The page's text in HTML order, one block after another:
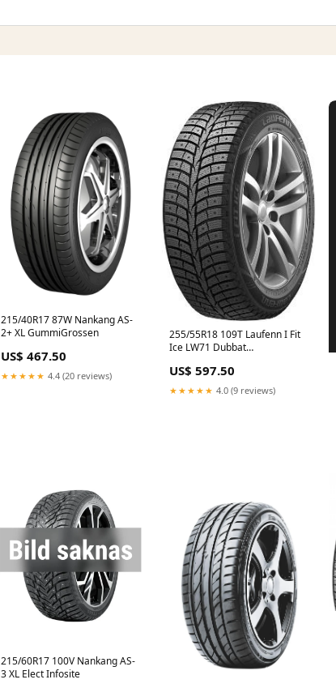
215/40R17 87W Nankang AS-
2+ XL GummiGrossen
US$ 467.50
★★★★★ 4.4 (20 reviews)
255/55R18 109T Laufenn I Fit
Ice LW71 Dubbat
US$ 597.50
★★★★★ 4.0 (9 reviews)
215/60R17 100V Nankang AS-
3 XL Elect Infosite